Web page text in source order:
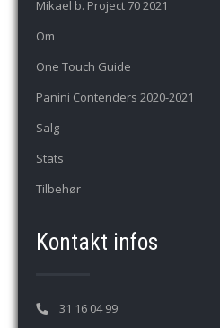
Mikael b. Project 70 2021
Om
One Touch Guide
Panini Contenders 2020-2021
Salg
Stats
Tilbehør
Kontakt infos
31 16 04 99